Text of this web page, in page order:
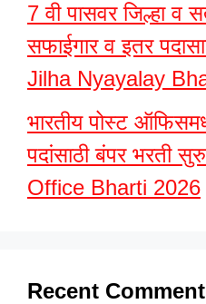
7 वी पासवर जिल्हा व
सफाईगार व इतर
Jilha Nyayalay
भारतीय पोस्ट
पदांसाठी बंपर भरती
Office Bharti 2026
Recent